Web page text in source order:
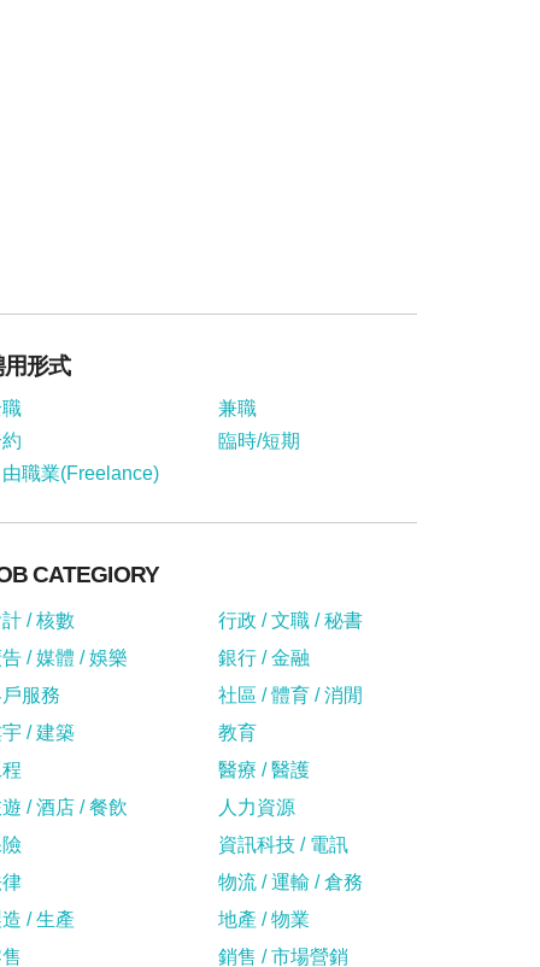
用形式
兼職
臨時/短期
職業(Freelance)
CATEGIORY
/ 核數
行政 / 文職 / 秘書
/ 媒體 / 娛樂
銀行 / 金融
服務
社區 / 體育 / 消閒
/ 建築
教育
醫療 / 醫護
/ 酒店 / 餐飲
人力資源
資訊科技 / 電訊
物流 / 運輸 / 倉務
/ 生產
地產 / 物業
銷售 / 市場營銷